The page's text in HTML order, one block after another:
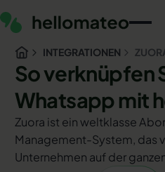
INTEGRATIONEN
So verknüpfen
Whatsapp mit
Zuora ist ein weltklasse
Management-System, das
Unternehmen auf der